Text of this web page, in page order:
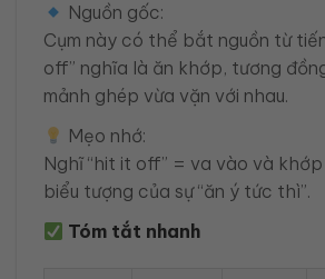
Nguồn gốc:
Cụm này có thể bắt nguồn từ
off” nghĩa là ăn khớp, tương
mảnh ghép vừa vặn với nhau.
Mẹo nhớ:
Nghĩ “hit it off” = va vào và
biểu tượng của sự “ăn ý tức thì”.
Tóm tắt nhanh